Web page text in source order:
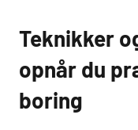
Teknikker
opnår du
boring